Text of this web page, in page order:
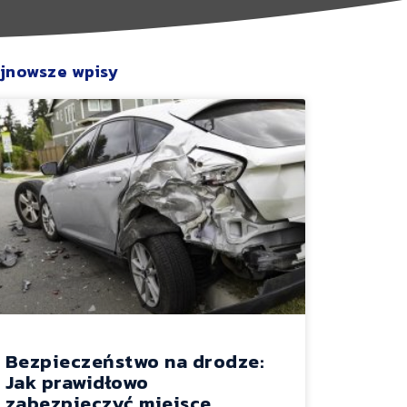
wpisy
Bezpieczeństwo na drodze:
Jak prawidłowo